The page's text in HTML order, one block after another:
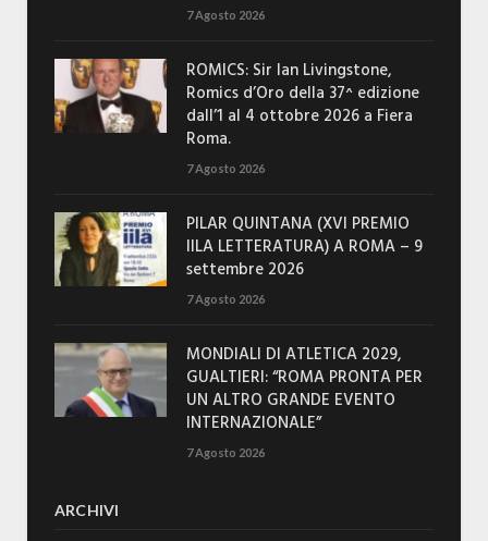
7 Agosto 2026
ROMICS: Sir Ian Livingstone,
Romics d’Oro della 37^ edizione
dall’1 al 4 ottobre 2026 a Fiera
Roma.
7 Agosto 2026
PILAR QUINTANA (XVI PREMIO
IILA LETTERATURA) A ROMA – 9
settembre 2026
7 Agosto 2026
MONDIALI DI ATLETICA 2029,
GUALTIERI: “ROMA PRONTA PER
UN ALTRO GRANDE EVENTO
INTERNAZIONALE”
7 Agosto 2026
ARCHIVI